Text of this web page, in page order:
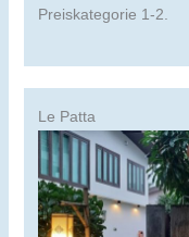
Preiskategorie 1-2.
Le Patta